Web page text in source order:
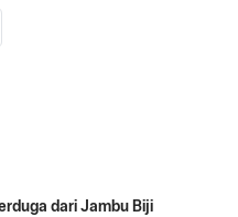
dari Jambu Biji